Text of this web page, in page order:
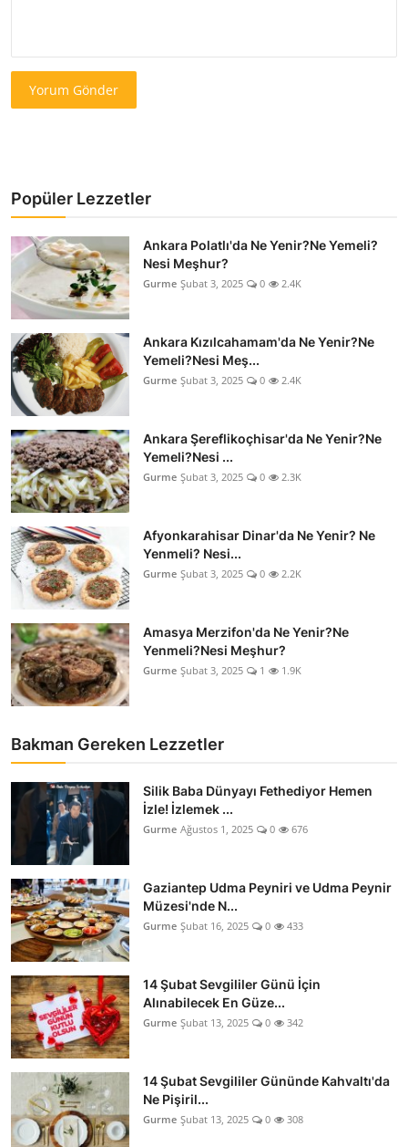
Yorum Gönder
Popüler Lezzetler
Ankara Polatlı'da Ne Yenir?Ne Yemeli?
Nesi Meşhur?
Gurme Şubat 3, 2025 0 2.4K
Ankara Kızılcahamam'da Ne Yenir?Ne
Yemeli?Nesi Meş...
Gurme Şubat 3, 2025 0 2.4K
Ankara Şereflikoçhisar'da Ne Yenir?Ne
Yemeli?Nesi ...
Gurme Şubat 3, 2025 0 2.3K
Afyonkarahisar Dinar'da Ne Yenir? Ne
Yenmeli? Nesi...
Gurme Şubat 3, 2025 0 2.2K
Amasya Merzifon'da Ne Yenir?Ne
Yenmeli?Nesi Meşhur?
Gurme Şubat 3, 2025 1 1.9K
Bakman Gereken Lezzetler
Silik Baba Dünyayı Fethediyor Hemen
İzle! İzlemek ...
Gurme Ağustos 1, 2025 0 676
Gaziantep Udma Peyniri ve Udma Peynir
Müzesi'nde N...
Gurme Şubat 16, 2025 0 433
14 Şubat Sevgililer Günü İçin
Alınabilecek En Güze...
Gurme Şubat 13, 2025 0 342
14 Şubat Sevgililer Gününde Kahvaltı'da
Ne Pişiril...
Gurme Şubat 13, 2025 0 308